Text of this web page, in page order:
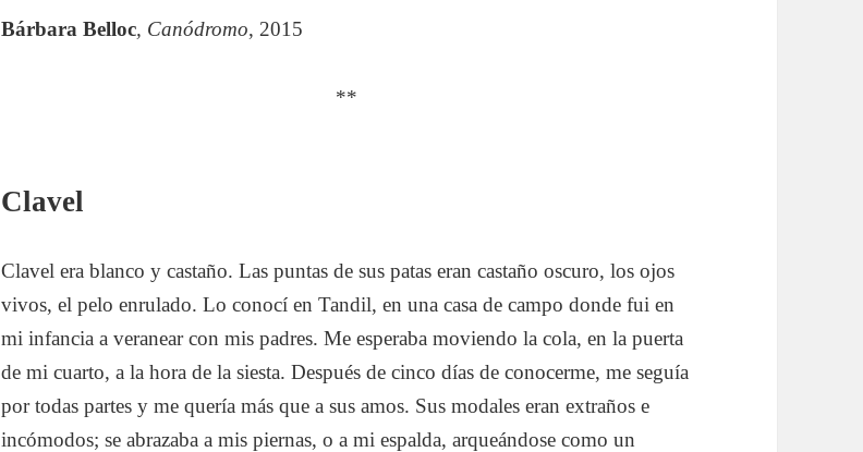
Bárbara Belloc, Canódromo, 2015
**
Clavel
Clavel era blanco y castaño. Las puntas de sus patas eran castaño oscuro, los ojos
vivos, el pelo enrulado. Lo conocí en Tandil, en una casa de campo donde fui en
mi infancia a veranear con mis padres. Me esperaba moviendo la cola, en la puerta
de mi cuarto, a la hora de la siesta. Después de cinco días de conocerme, me seguía
por todas partes y me quería más que a sus amos. Sus modales eran extraños e
incómodos; se abrazaba a mis piernas, o a mi espalda, arqueándose como un